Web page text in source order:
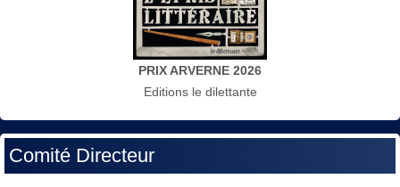
PRIX ARVERNE 2026
Editions le dilettante
Comité Directeur